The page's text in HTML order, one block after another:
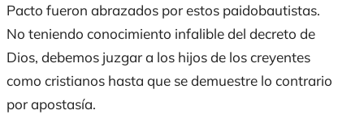
Pacto fueron abrazados por estos paidobautistas.
No teniendo conocimiento infalible del decreto de
Dios, debemos juzgar a los hijos de los creyentes
como cristianos hasta que se demuestre lo contrario
por apostasía.